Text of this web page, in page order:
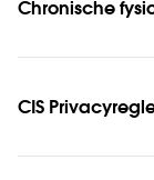
Chronische
CIS